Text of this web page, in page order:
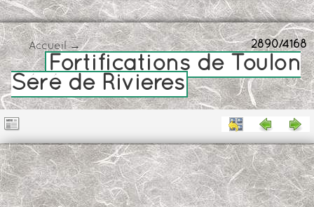
2890/4168
Accueil→
Fortifications de Toulon
Séré de Rivieres